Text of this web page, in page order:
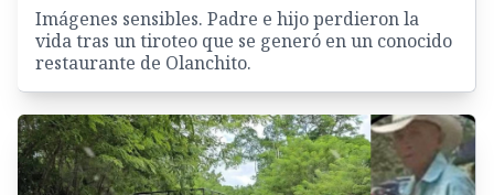
Imágenes sensibles. Padre e hijo perdieron la
vida tras un tiroteo que se generó en un conocido
restaurante de Olanchito.